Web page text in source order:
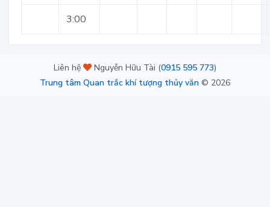
3:00
Liên hệ Nguyễn Hữu Tài (0915 595 773)
Trung tâm Quan trắc khí tượng thủy văn © 2026